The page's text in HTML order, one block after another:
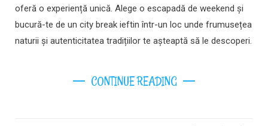
oferă o experiență unică. Alege o escapadă de weekend și
bucură-te de un city break ieftin într-un loc unde frumusețea
naturii și autenticitatea tradițiilor te așteaptă să le descoperi.
CONTINUE READING